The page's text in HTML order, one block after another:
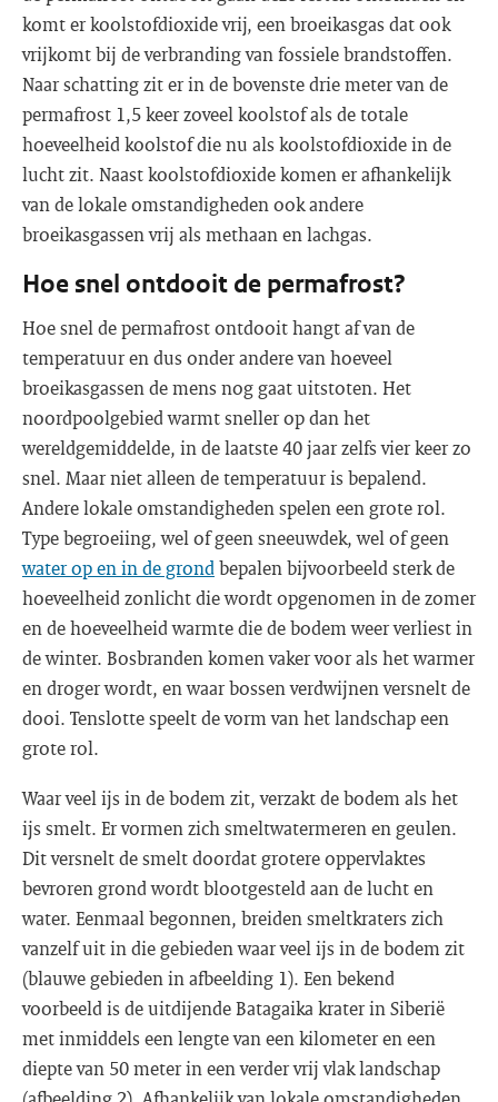
komt er koolstofdioxide vrij, een broeikasgas dat ook
vrijkomt bij de verbranding van fossiele brandstoffen.
Naar schatting zit er in de bovenste drie meter van de
permafrost 1,5 keer zoveel koolstof als de totale
hoeveelheid koolstof die nu als koolstofdioxide in de
lucht zit. Naast koolstofdioxide komen er afhankelijk
van de lokale omstandigheden ook andere
broeikasgassen vrij als methaan en lachgas.
Hoe snel ontdooit de permafrost?
Hoe snel de permafrost ontdooit hangt af van de
temperatuur en dus onder andere van hoeveel
broeikasgassen de mens nog gaat uitstoten. Het
noordpoolgebied warmt sneller op dan het
wereldgemiddelde, in de laatste 40 jaar zelfs vier keer zo
snel. Maar niet alleen de temperatuur is bepalend.
Andere lokale omstandigheden spelen een grote rol.
Type begroeiing, wel of geen sneeuwdek, wel of geen
water op en in de grond bepalen bijvoorbeeld sterk de
hoeveelheid zonlicht die wordt opgenomen in de zomer
en de hoeveelheid warmte die de bodem weer verliest in
de winter. Bosbranden komen vaker voor als het warmer
en droger wordt, en waar bossen verdwijnen versnelt de
dooi. Tenslotte speelt de vorm van het landschap een
grote rol.
Waar veel ijs in de bodem zit, verzakt de bodem als het
ijs smelt. Er vormen zich smeltwatermeren en geulen.
Dit versnelt de smelt doordat grotere oppervlaktes
bevroren grond wordt blootgesteld aan de lucht en
water. Eenmaal begonnen, breiden smeltkraters zich
vanzelf uit in die gebieden waar veel ijs in de bodem zit
(blauwe gebieden in afbeelding 1). Een bekend
voorbeeld is de uitdijende Batagaika krater in Siberië
met inmiddels een lengte van een kilometer en een
diepte van 50 meter in een verder vrij vlak landschap